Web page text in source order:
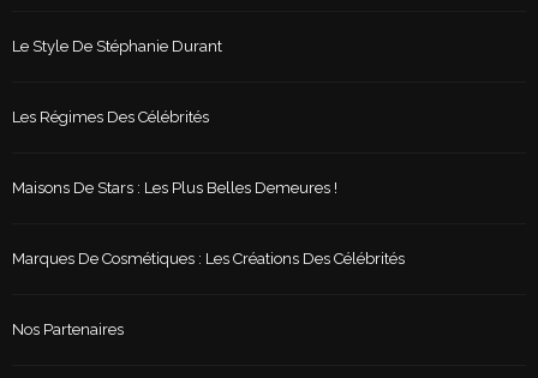
Le Style De Stéphanie Durant
Les Régimes Des Célébrités
Maisons De Stars : Les Plus Belles Demeures !
Marques De Cosmétiques : Les Créations Des Célébrités
Nos Partenaires